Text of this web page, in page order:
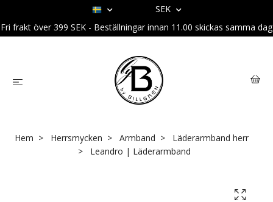
SEK
Fri frakt över 399 SEK - Beställningar innan 11.00 skickas samma dag
Hem Herrsmycken Armband
Läderarmband herr
Leandro | Läderarmband